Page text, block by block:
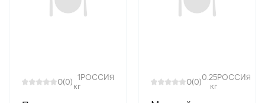
0(0) 1
кг
РОССИЯ 0(0)0.25
кг
РОССИЯ